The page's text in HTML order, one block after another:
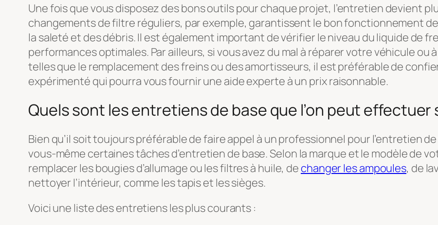
Une fois que vous disposez des bons outils pour chaque projet, l’entretien devient
changements de filtre réguliers, par exemple, garantissent le bon fonctionnement
la saleté et des débris. Il est également important de vérifier le niveau du liquide de
performances optimales. Par ailleurs, si vous avez du mal à réparer votre véhicule
telles que le remplacement des freins ou des amortisseurs, il est préférable de
expérimenté qui pourra vous fournir une aide experte à un prix raisonnable.
Quels sont les entretiens de base que l’on peut effectuer
Bien qu’il soit toujours préférable de faire appel à un professionnel pour l’entretien
vous-même certaines tâches d’entretien de base. Selon la marque et le modèle de
remplacer les bougies d’allumage ou les filtres à huile, de changer les ampoules, de
nettoyer l’intérieur, comme les tapis et les sièges.
Voici une liste des entretiens les plus courants :